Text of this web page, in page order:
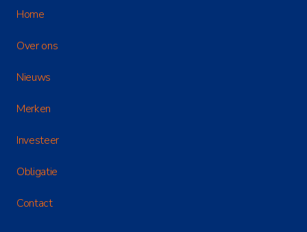
Home
Over ons
Nieuws
Merken
Investeer
Obligatie
Contact